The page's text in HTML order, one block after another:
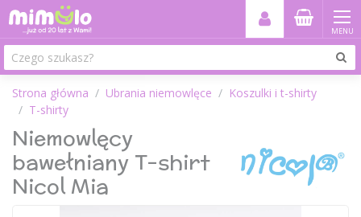
MENU
Strona główna Ubrania niemowlęce
Koszulki i t-shirty
T-shirty
Niemowlęcy
bawełniany T-shirt
Nicol Mia